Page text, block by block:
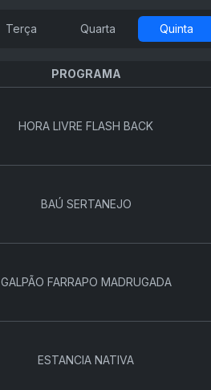
Terça Quarta Quinta
PROGRAMA
HORA LIVRE FLASH BACK
BAÚ SERTANEJO
GALPÃO FARRAPO MADRUGADA
ESTANCIA NATIVA